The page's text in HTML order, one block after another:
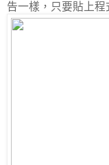
告一樣，只要貼上程